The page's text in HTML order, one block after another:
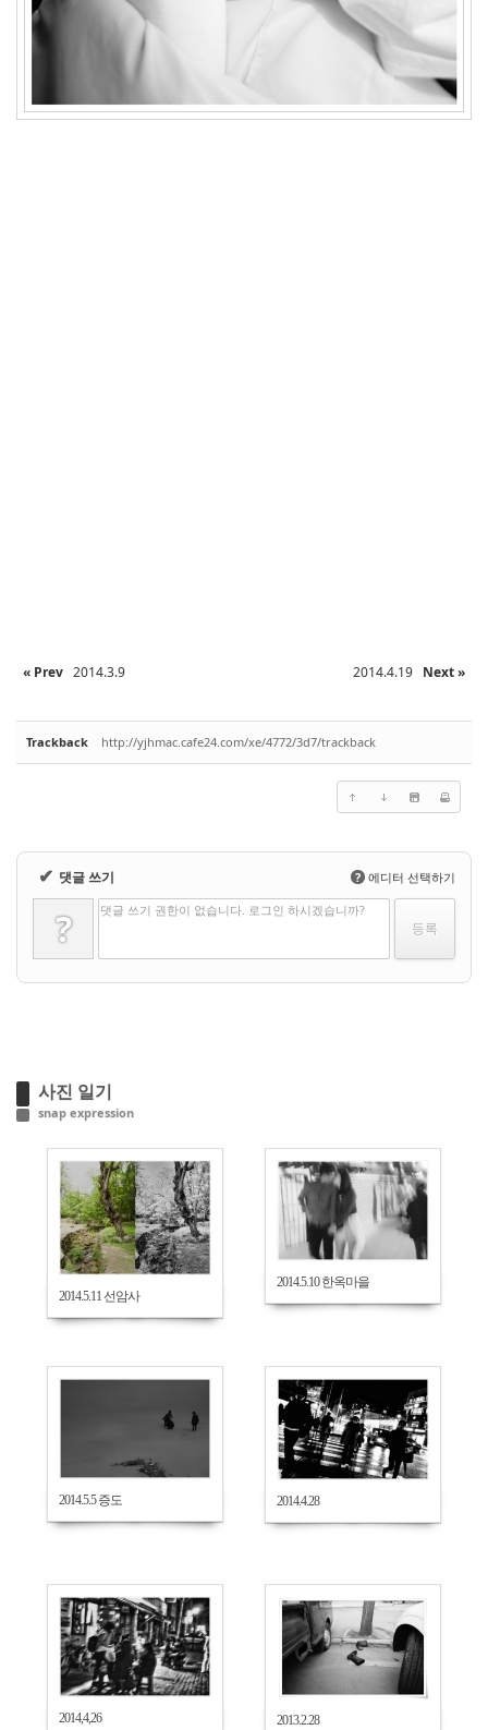
« Prev 2014.3.9 2014.4.19 Next »
Trackback http://yjhmac.cafe24.com/xe/4772/3d7/trackback
✔ 댓글 쓰기 ? 에디터 선택하기
? 댓글 쓰기 권한이 없습니다. 로그인 하시겠습니까?
사진 일기
snap expression
2014.5.11 선암사
646
2014.5.10 한옥마을
2014.5.5 증도 2014.4.28
570
2014,4,26
721
2013.2.28
654